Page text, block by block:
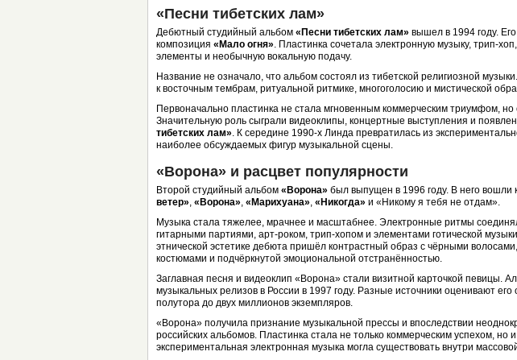
«Песни тибетских лам»
Дебютный студийный альбом «Песни тибетских лам» вышел в 1994 году.
композиция «Мало огня». Пластинка сочетала электронную музыку, трип-
элементы и необычную вокальную подачу.
Название не означало, что альбом состоял из тибетской религиозной
к восточным тембрам, ритуальной ритмике, многоголосию и мистической
Первоначально пластинка не стала мгновенным коммерческим триумфом,
Значительную роль сыграли видеоклипы, концертные выступления и
тибетских лам». К середине 1990-х Линда превратилась из
наиболее обсуждаемых фигур музыкальной сцены.
«Ворона» и расцвет популярности
Второй студийный альбом «Ворона» был выпущен в 1996 году. В него вошли
ветер», «Ворона», «Марихуана», «Никогда» и «Никому я тебя не отдам».
Музыка стала тяжелее, мрачнее и масштабнее. Электронные ритмы
гитарными партиями, арт-роком, трип-хопом и элементами готической
этнической эстетике дебюта пришёл контрастный образ с чёрными
костюмами и подчёркнутой эмоциональной отстранённостью.
Заглавная песня и видеоклип «Ворона» стали визитной карточкой певицы.
музыкальных релизов в России в 1997 году. Разные источники оценивают
полутора до двух миллионов экземпляров.
«Ворона» получила признание музыкальной прессы и впоследствии
российских альбомов. Пластинка стала не только коммерческим успехом, но
экспериментальная электронная музыка могла существовать внутри